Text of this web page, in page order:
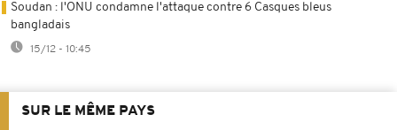
Soudan : l'ONU condamne l'attaque contre 6 Casques bleus
bangladais
15/12 - 10:45
SUR LE MÊME PAYS